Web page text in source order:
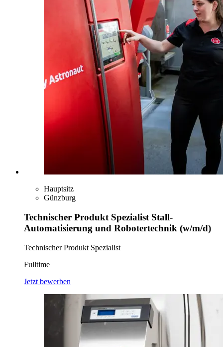
Hauptsitz
Günzburg
Technischer Produkt Spezialist Stall-
Automatisierung und Robotertechnik (w/m/d)
Technischer Produkt Spezialist
Fulltime
Jetzt bewerben